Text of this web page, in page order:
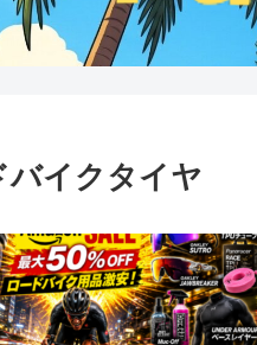
バイクタイヤ